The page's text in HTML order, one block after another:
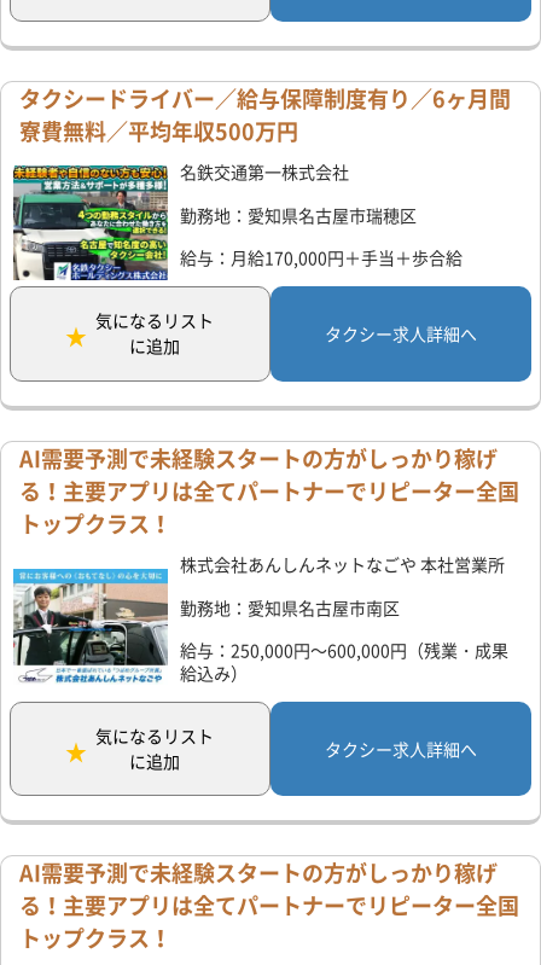
タクシードライバー／給与保障制度有り／6ヶ月間
寮費無料／平均年収500万円
名鉄交通第一株式会社
勤務地：愛知県名古屋市瑞穂区
給与：月給170,000円＋手当＋歩合給
気になるリスト
に追加
タクシー求人詳細へ
AI需要予測で未経験スタートの方がしっかり稼げ
る！主要アプリは全てパートナーでリピーター全国
トップクラス！
株式会社あんしんネットなごや 本社営業所
勤務地：愛知県名古屋市南区
給与：250,000円～600,000円（残業・成果
給込み）
気になるリスト
に追加
タクシー求人詳細へ
AI需要予測で未経験スタートの方がしっかり稼げ
る！主要アプリは全てパートナーでリピーター全国
トップクラス！